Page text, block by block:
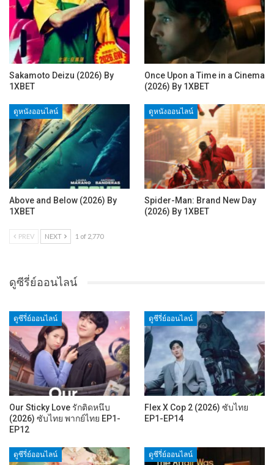
Sakamoto Deizu (2026) By
1XBET
Once Upon a Time in a Cinema
(2026) By 1XBET
ดูหนังออนไลน์
Above and Below (2026) By
1XBET
ดูหนังออนไลน์
Spider-Man: Brand New Day
(2026) By 1XBET
PREV NEXT 1 of 2,770
ดูซีรี่ย์ออนไลน์
ดูซีรี่ย์ออนไลน์
Our Sticky Love รักติดหนึบ
(2026) ซับไทย พากย์ไทย EP1-
EP12
ดูซีรี่ย์ออนไลน์
Flex X Cop 2 (2026) ซับไทย
EP1-EP14
ดูซีรี่ย์ออนไลน์ ดูซีรี่ย์ออนไลน์